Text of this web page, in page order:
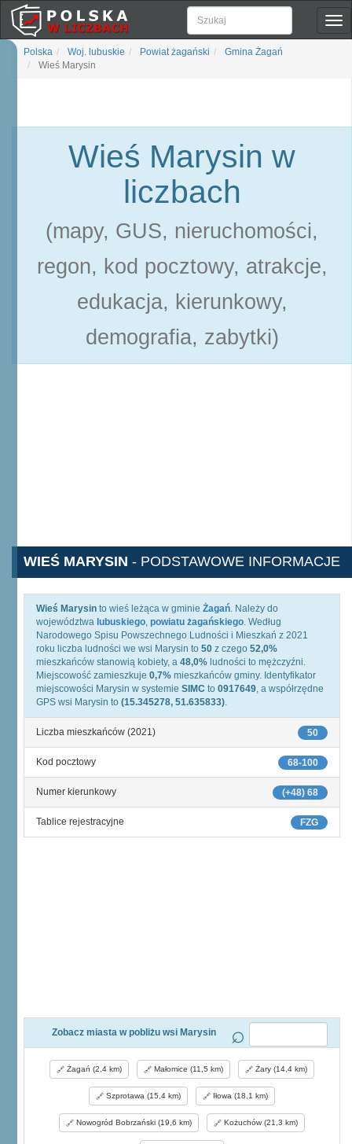
Polska Woj. lubuskie Powiat żagański
Gmina Żagań
Wieś Marysin
Wieś Marysin w
liczbach
(mapy, GUS, nieruchomości,
regon, kod pocztowy, atrakcje,
edukacja, kierunkowy,
demografia, zabytki)
WIEŚ MARYSIN - PODSTAWOWE INFORMACJE
Wieś Marysin to wieś leżąca w gminie Żagań. Należy do
województwa lubuskiego, powiatu żagańskiego. Według
Narodowego Spisu Powszechnego Ludności i Mieszkań z 2021
roku liczba ludności we wsi Marysin to 50 z czego 52,0%
mieszkańców stanowią kobiety, a 48,0% ludności to mężczyźni.
Miejscowość zamieszkuje 0,7% mieszkańców gminy. Identyfikator
miejscowości Marysin w systemie SIMC to 0917649, a współrzędne
GPS wsi Marysin to (15.345278, 51.635833).
50
Liczba mieszkańców (2021)
68-100
Kod pocztowy
(+48) 68
Numer kierunkowy
FZG
Tablice rejestracyjne
Zobacz miasta w pobliżu wsi Marysin
Żagań (2,4 km) Małomice (11,5 km) Żary (14,4 km)
Szprotawa (15,4 km) Iłowa (18,1 km)
Nowogród Bobrzański (19,6 km) Kożuchów (21,3 km)